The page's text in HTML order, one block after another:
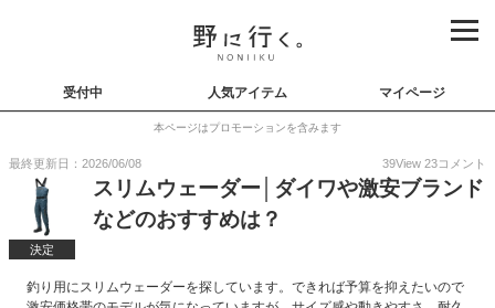
受付中 人気アイテム マイページ
本ページはプロモーションを含みます
最終更新日：2026/06/08 39View 23コメント
決定
スリムウェーダー│ダイワや激安ブランド
などのおすすめは？
釣り用にスリムウェーダーを探しています。できれば予算を抑えたいので